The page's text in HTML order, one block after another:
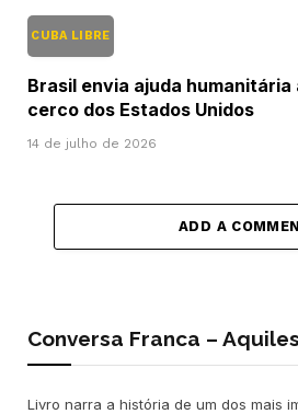
CUBA LIBRE
Brasil envia ajuda humanitária
cerco dos Estados Unidos
14 de julho de 2026
ADD A
Conversa Franca –
Livro narra a história de um dos mais